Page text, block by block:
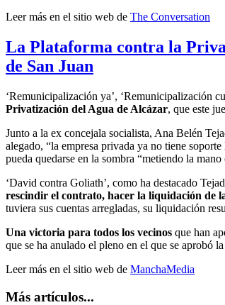
Leer más en el sitio web de The Conversation
La Plataforma contra la
de San Juan
‘Remunicipalización ya’, ‘Remunicipalización
Privatización del Agua de Alcázar, que este
Junto a la ex concejala socialista, Ana Belén
alegado, “la empresa privada ya no tiene
pueda quedarse en la sombra “metiendo la mano
‘David contra Goliath’, como ha destacado
rescindir el contrato, hacer la liquidación de
tuviera sus cuentas arregladas, su liquidación
Una victoria para todos los vecinos que han
que se ha anulado el pleno en el que se aprobó
Leer más en el sitio web de ManchaMedia
Más artículos...